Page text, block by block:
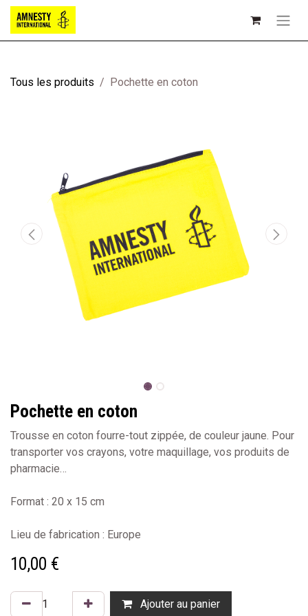
Tous les produits Pochette en coton
Pochette en coton
Trousse en coton fourre-tout zippée, de couleur jaune. Pour
transporter vos crayons, votre maquillage, vos produits de
pharmacie…
Format : 20 x 15 cm
Lieu de fabrication : Europe
10,00 €
Ajouter au panier